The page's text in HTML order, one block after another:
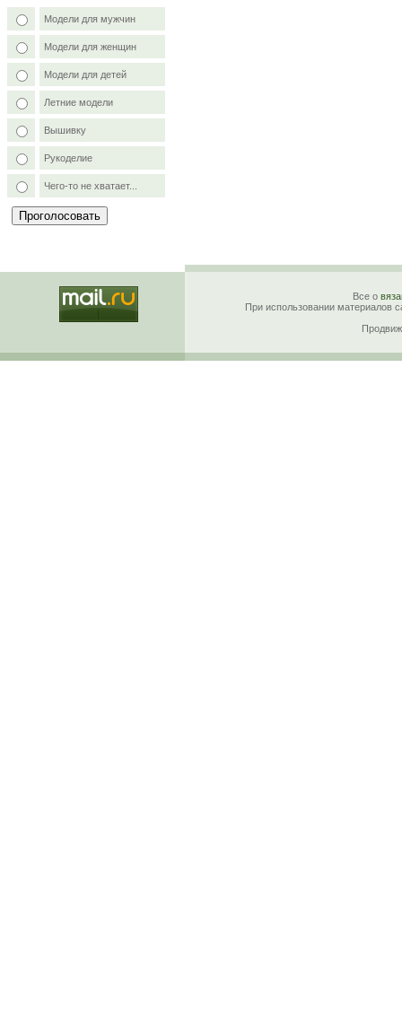
Модели для мужчин
Модели для женщин
Модели для детей
Летние модели
Вышивку
Рукоделие
Чего-то не хватает...
Все о
При использовании материалов